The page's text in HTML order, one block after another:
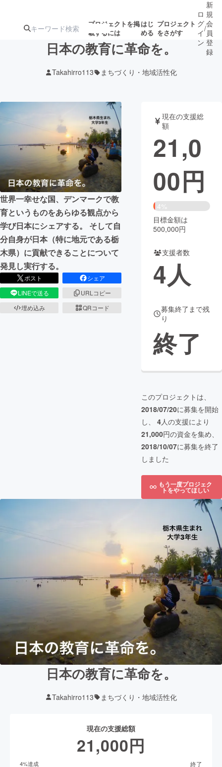
プロジェクトを掲
載するには
はじ
める
プロジェクト
をさがす
アート・写真
テクノロジー・ガジェット ゲーム・サ
映像・映画
ビジネス・起業 チャレンジ
まちづくり・地域活性化
CAMPFIRE for Social Good CAMPFIRE Creation
CAMPFIREふるさと納税machi-ya コミュニティ
ロ
グ
イ
ン
/
新
規
会
員
登
録
日本の教育に革命を。
Takahirro113 まちづくり・地域活性化
世界一幸せな国、デンマークで教
育というものをあらゆる観点から
学び日本にシェアする。 そして自
分自身が日本（特に地元である栃
木県）に貢献できることについて
発見し実行する。
ポスト
シェア
LINEで送る
URLコピー
埋め込み
QRコード
現在の支援総
額
21,0
00円
4%
目標金額は
500,000円
支援者数
4人
募集終了まで残
り
終了
このプロジェクトは、
2018/07/20に募集を開始
し、 4人の支援により
21,000円の資金を集め、
2018/10/07に募集を終了
しました
もう一度プロジェク
トをやってほしい
日本の教育に革命を。
Takahirro113 まちづくり・地域活性化
現在の支援総額
21,000円
4%達成 終了